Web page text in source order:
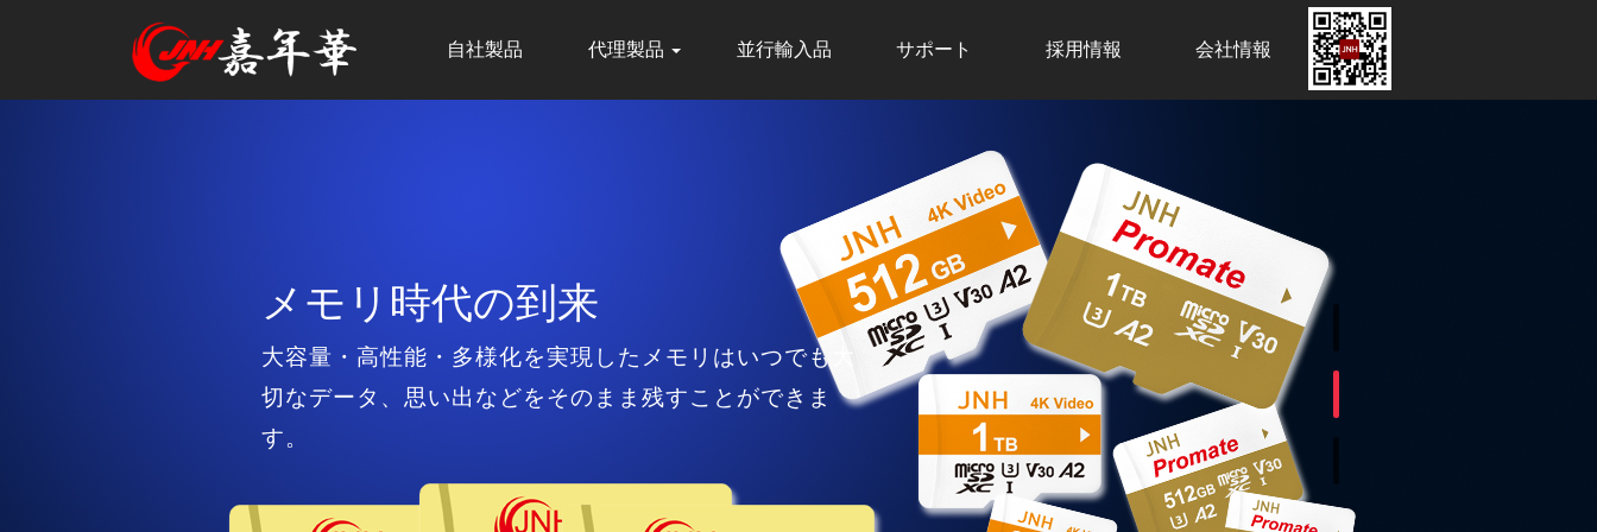
自社製品 代理製品 並行輸入品 サポート 採用情報 会社情報
嘉年華株式会社｜2006年創業
嘉年華株式会社は、2006年の創業以来、「より良い商品
をより安く」をモットーに常に前向きの経営方針を推進
しております。お客様に信頼されるパートナーを目指し
一層の努力を重ねてまいります。
メモリ時代の到来
大容量・高性能・多様化を実現したメモリはいつでも大
切なデータ、思い出などをそのまま残すことができま
す。
多様データを手軽に運ぶ時代
映像・音声・データを一瞬で移動でき、ビジネスシーン
でも活躍できます！また、すばやくお届け出来るよう出
荷業務を改善しています。14時までのご注文は最短翌日